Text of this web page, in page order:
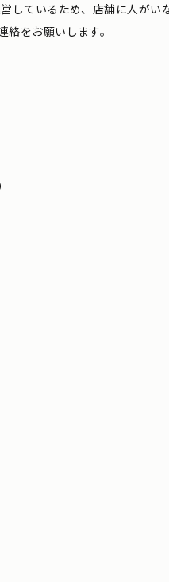
しているため、店舗に人がい
をお願いします。